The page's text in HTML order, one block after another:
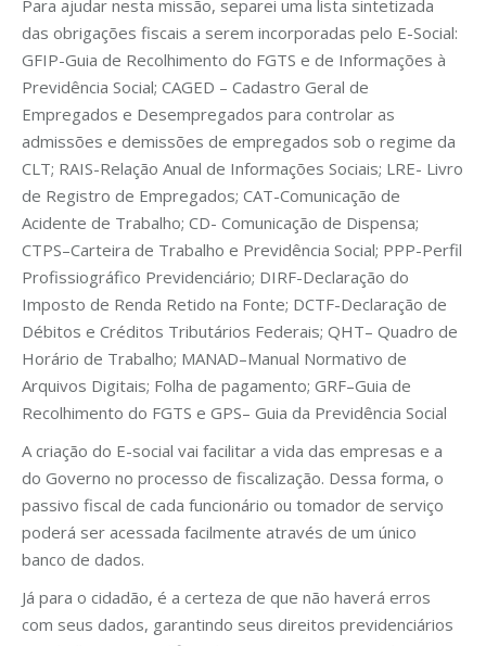
Para ajudar nesta missão, separei uma lista sintetizada
das obrigações fiscais a serem incorporadas pelo E-Social:
GFIP-Guia de Recolhimento do FGTS e de Informações à
Previdência Social; CAGED – Cadastro Geral de
Empregados e Desempregados para controlar as
admissões e demissões de empregados sob o regime da
CLT; RAIS-Relação Anual de Informações Sociais; LRE- Livro
de Registro de Empregados; CAT-Comunicação de
Acidente de Trabalho; CD- Comunicação de Dispensa;
CTPS–Carteira de Trabalho e Previdência Social; PPP-Perfil
Profissiográfico Previdenciário; DIRF-Declaração do
Imposto de Renda Retido na Fonte; DCTF-Declaração de
Débitos e Créditos Tributários Federais; QHT– Quadro de
Horário de Trabalho; MANAD–Manual Normativo de
Arquivos Digitais; Folha de pagamento; GRF–Guia de
Recolhimento do FGTS e GPS– Guia da Previdência Social
A criação do E-social vai facilitar a vida das empresas e a
do Governo no processo de fiscalização. Dessa forma, o
passivo fiscal de cada funcionário ou tomador de serviço
poderá ser acessada facilmente através de um único
banco de dados.
Já para o cidadão, é a certeza de que não haverá erros
com seus dados, garantindo seus direitos previdenciários